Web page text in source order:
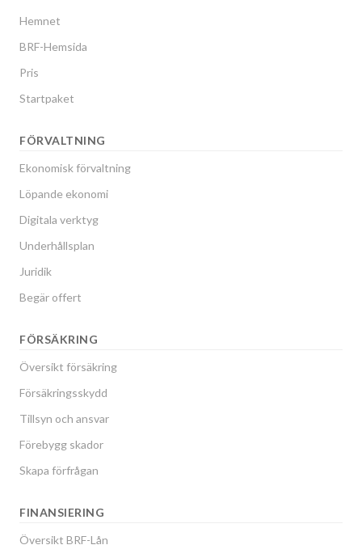
Hemnet
BRF-Hemsida
Pris
Startpaket
FÖRVALTNING
Ekonomisk förvaltning
Löpande ekonomi
Digitala verktyg
Underhållsplan
Juridik
Begär offert
FÖRSÄKRING
Översikt försäkring
Försäkringsskydd
Tillsyn och ansvar
Förebygg skador
Skapa förfrågan
FINANSIERING
Översikt BRF-Lån